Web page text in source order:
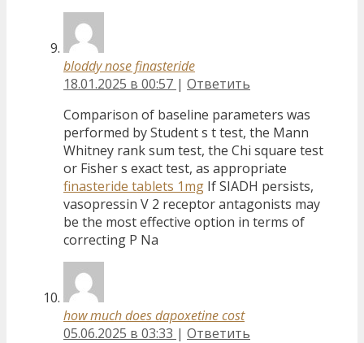
bloddy nose finasteride
18.01.2025 в 00:57 | Ответить
Comparison of baseline parameters was
performed by Student s t test, the Mann
Whitney rank sum test, the Chi square test
or Fisher s exact test, as appropriate
finasteride tablets 1mg If SIADH persists,
vasopressin V 2 receptor antagonists may
be the most effective option in terms of
correcting P Na
how much does dapoxetine cost
05.06.2025 в 03:33 | Ответить